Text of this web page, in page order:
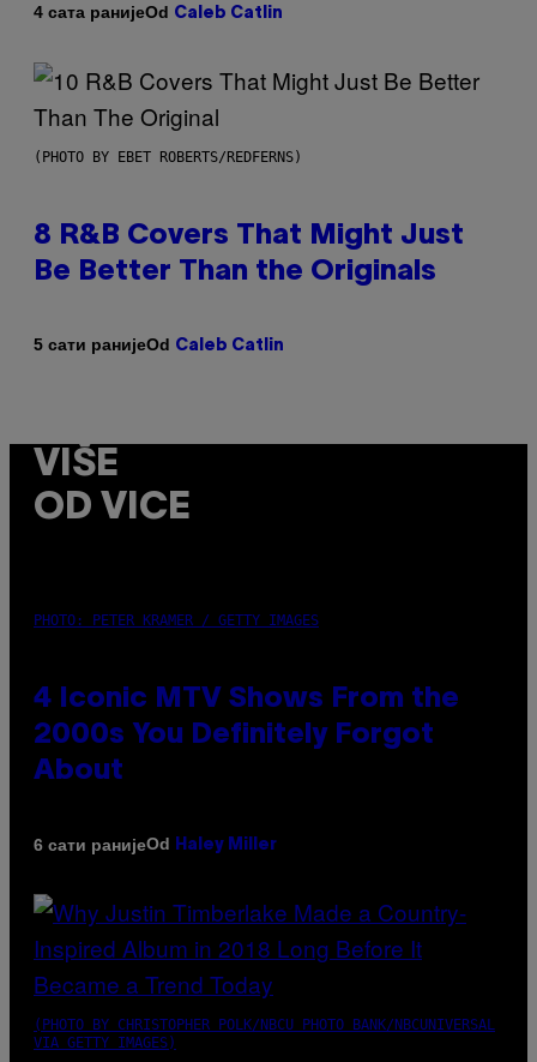
4 сата ранијеOd Caleb Catlin
(PHOTO BY EBET ROBERTS/REDFERNS)
8 R&B Covers That Might Just
Be Better Than the Originals
5 сати ранијеOd Caleb Catlin
VIŠE
OD VICE
PHOTO: PETER KRAMER / GETTY IMAGES
4 Iconic MTV Shows From the
2000s You Definitely Forgot
About
6 сати ранијеOd Haley Miller
(PHOTO BY CHRISTOPHER POLK/NBCU PHOTO BANK/NBCUNIVERSAL
VIA GETTY IMAGES)